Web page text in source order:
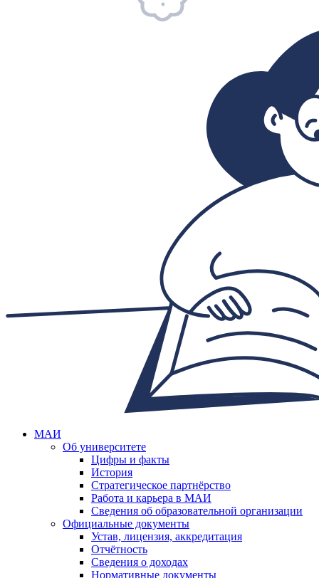
МАИ
Об университете
Цифры и факты
История
Стратегическое партнёрство
Работа и карьера в МАИ
Сведения об образовательной организации
Официальные документы
Устав, лицензия, аккредитация
Отчётность
Сведения о доходах
Нормативные документы